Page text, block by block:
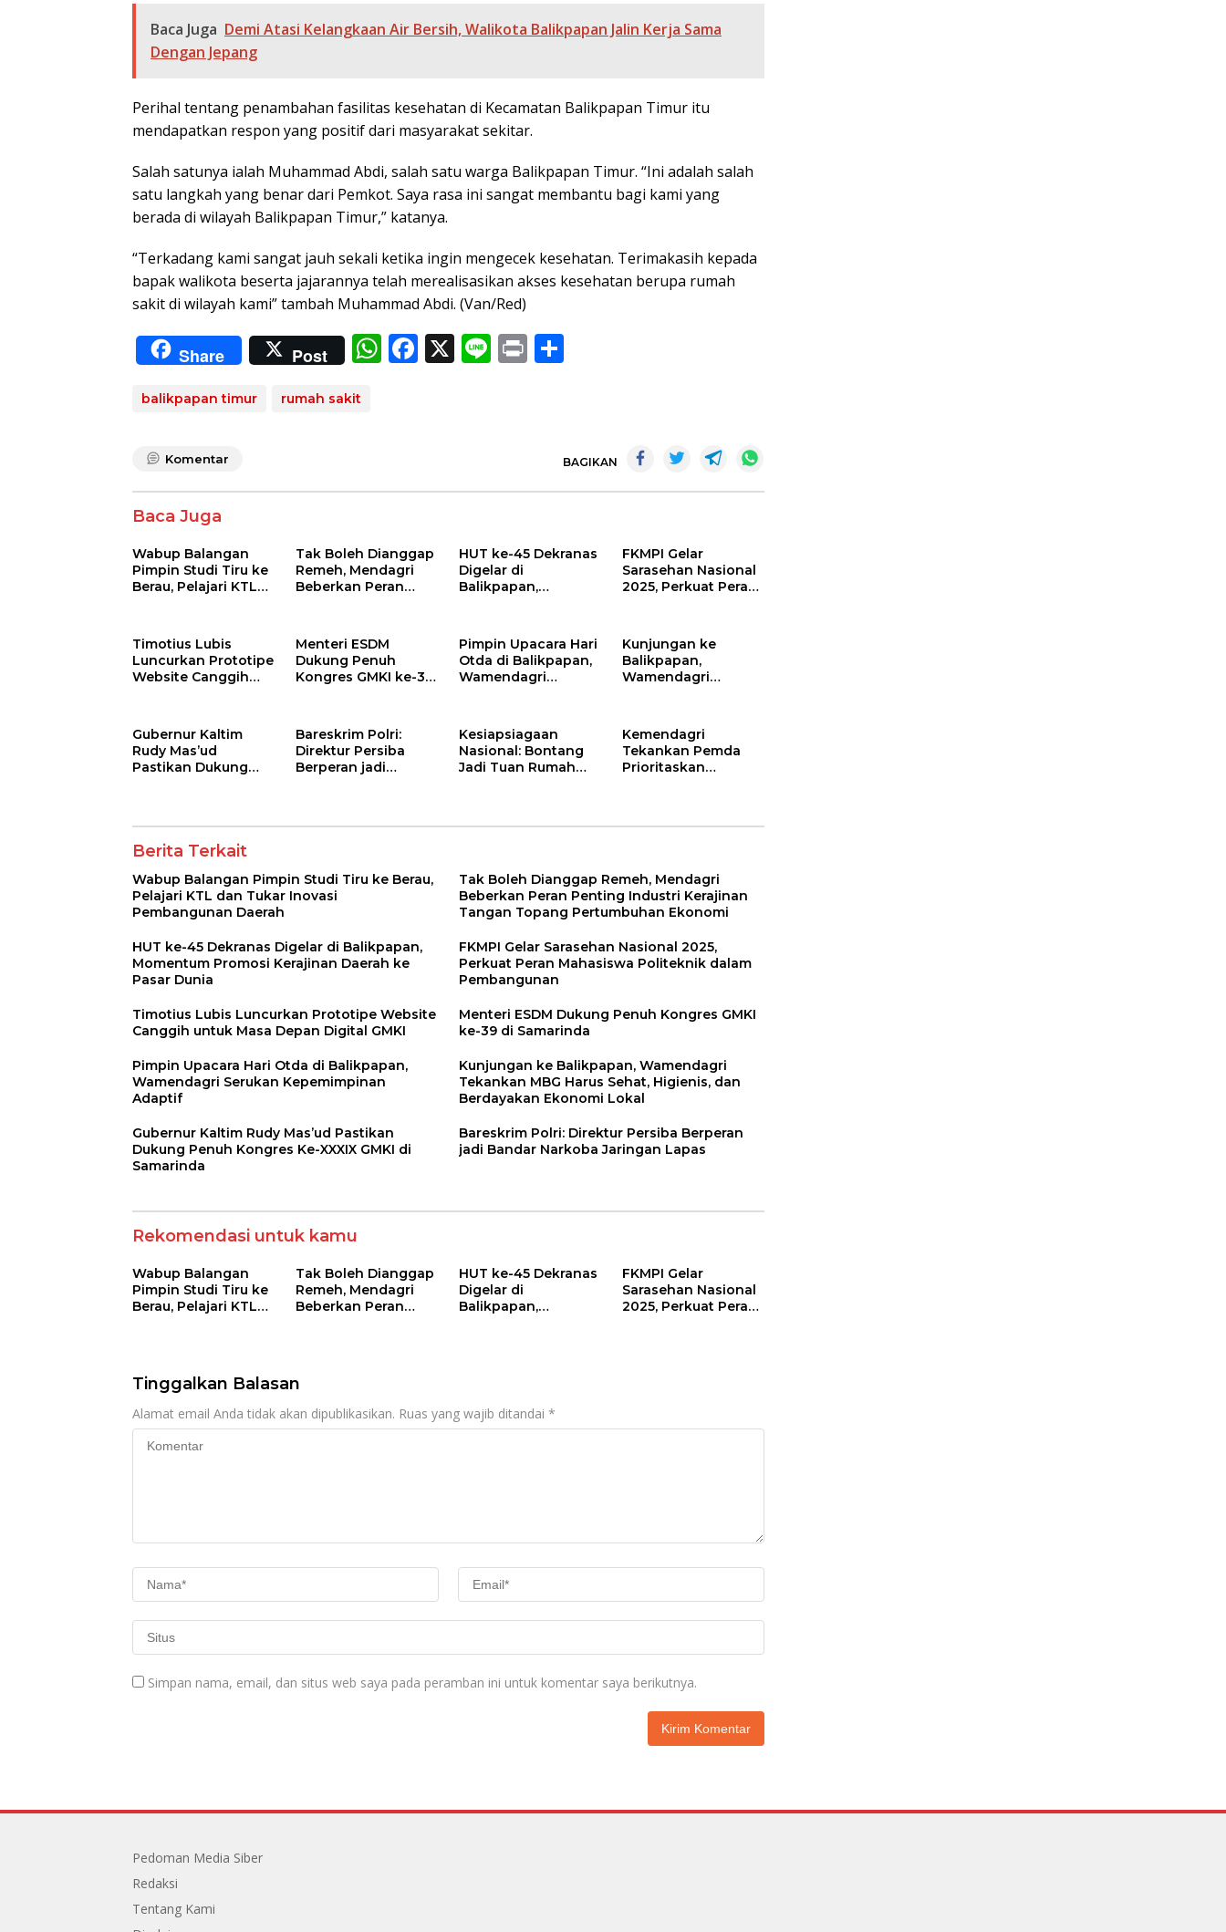
Baca Juga Demi Atasi Kelangkaan Air Bersih, Walikota Balikpapan Jalin Kerja Sama
Dengan Jepang
Perihal tentang penambahan fasilitas kesehatan di Kecamatan Balikpapan Timur itu
mendapatkan respon yang positif dari masyarakat sekitar.
Salah satunya ialah Muhammad Abdi, salah satu warga Balikpapan Timur. “Ini adalah salah
satu langkah yang benar dari Pemkot. Saya rasa ini sangat membantu bagi kami yang
berada di wilayah Balikpapan Timur,” katanya.
“Terkadang kami sangat jauh sekali ketika ingin mengecek kesehatan. Terimakasih kepada
bapak walikota beserta jajarannya telah merealisasikan akses kesehatan berupa rumah
sakit di wilayah kami” tambah Muhammad Abdi. (Van/Red)
Share Post W
h
p
F
ac
o
X Li
n
Pr
in
balikpapan timur rumah sakit
Komentar BAGIKAN
Baca Juga
Wabup Balangan
Pimpin Studi Tiru ke
Berau, Pelajari KTL
Daerah
Tak Boleh Dianggap
Remeh, Mendagri
Beberkan Peran
Topang
Pertumbuhan
Ekonomi
HUT ke-45 Dekranas
Digelar di
Balikpapan,
Pasar Dunia
FKMPI Gelar
Sarasehan Nasional
2025, Perkuat Peran
Pembangunan
Timotius Lubis
Luncurkan Prototipe
Website Canggih
Menteri ESDM
Dukung Penuh
Kongres GMKI ke-39
Pimpin Upacara Hari
Otda di Balikpapan,
Wamendagri
Adaptif
Kunjungan ke
Balikpapan,
Wamendagri
Higienis, dan
Berdayakan
Ekonomi Lokal
Gubernur Kaltim
Rudy Mas’ud
Pastikan Dukung
Bareskrim Polri:
Direktur Persiba
Berperan jadi
Kesiapsiagaan
Nasional: Bontang
Jadi Tuan Rumah
2025
Kemendagri
Tekankan Pemda
Prioritaskan
Berita Terkait
Wabup Balangan Pimpin Studi Tiru ke Berau,
Pelajari KTL dan Tukar Inovasi
Pembangunan Daerah
Tak Boleh Dianggap Remeh, Mendagri
Beberkan Peran Penting Industri Kerajinan
Tangan Topang Pertumbuhan Ekonomi
HUT ke-45 Dekranas Digelar di Balikpapan,
Momentum Promosi Kerajinan Daerah ke
Pasar Dunia
FKMPI Gelar Sarasehan Nasional 2025,
Perkuat Peran Mahasiswa Politeknik dalam
Pembangunan
Timotius Lubis Luncurkan Prototipe Website
Canggih untuk Masa Depan Digital GMKI
Menteri ESDM Dukung Penuh Kongres GMKI
ke-39 di Samarinda
Pimpin Upacara Hari Otda di Balikpapan,
Wamendagri Serukan Kepemimpinan
Adaptif
Kunjungan ke Balikpapan, Wamendagri
Tekankan MBG Harus Sehat, Higienis, dan
Berdayakan Ekonomi Lokal
Gubernur Kaltim Rudy Mas’ud Pastikan
Dukung Penuh Kongres Ke-XXXIX GMKI di
Samarinda
Bareskrim Polri: Direktur Persiba Berperan
jadi Bandar Narkoba Jaringan Lapas
Rekomendasi untuk kamu
Wabup Balangan
Pimpin Studi Tiru ke
Berau, Pelajari KTL
Tak Boleh Dianggap
Remeh, Mendagri
Beberkan Peran
Ekonomi
HUT ke-45 Dekranas
Digelar di
Balikpapan,
FKMPI Gelar
Sarasehan Nasional
2025, Perkuat Peran
Tinggalkan Balasan
Alamat email Anda tidak akan dipublikasikan. Ruas yang wajib ditandai *
Simpan nama, email, dan situs web saya pada peramban ini untuk komentar saya berikutnya.
Pedoman Media Siber
Redaksi
Tentang Kami